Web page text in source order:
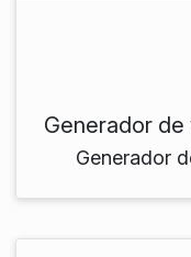
Generador de
Generador